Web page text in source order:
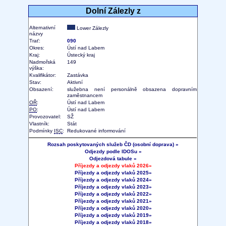
Dolní Zálezly z
Alternativní
názvy
Lower Zálezly
Trať:
090
Okres:
Ústí nad Labem
Kraj:
Ústecký kraj
Nadmořská
výška:
149
Kvalifikátor:
Zastávka
Stav:
Aktivní
Obsazení:
služebna není personálně obsazena dopravním
zaměstnancem
OŘ:
Ústí nad Labem
PO:
Ústí nad Labem
Provozovatel:
SŽ
Vlastník:
Stát
Podmínky ISC: Redukované informování
Rozsah poskytovaných služeb ČD (osobní doprava) »
Odjezdy podle IDOSu »
Odjezdová tabule »
Příjezdy a odjezdy vlaků 2026»
Příjezdy a odjezdy vlaků 2025»
Příjezdy a odjezdy vlaků 2024»
Příjezdy a odjezdy vlaků 2023»
Příjezdy a odjezdy vlaků 2022»
Příjezdy a odjezdy vlaků 2021»
Příjezdy a odjezdy vlaků 2020»
Příjezdy a odjezdy vlaků 2019»
Příjezdy a odjezdy vlaků 2018»